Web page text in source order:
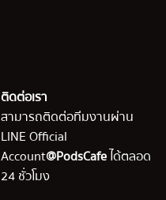
ติดต่อเรา
สามารถติดต่อทีมงานผ่าน
LINE Official
Account@PodsCafeได้ตลอด
24 ชั่วโมง